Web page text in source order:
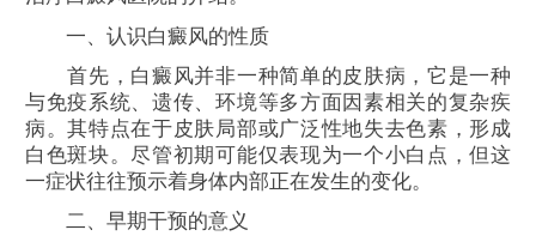
一、认识白癜风的性质
首先，白癜风并非一种简单的皮肤病，它是一种
与免疫系统、遗传、环境等多方面因素相关的复杂疾
病。其特点在于皮肤局部或广泛性地失去色素，形成
白色斑块。尽管初期可能仅表现为一个小白点，但这
一症状往往预示着身体内部正在发生的变化。
二、早期干预的意义